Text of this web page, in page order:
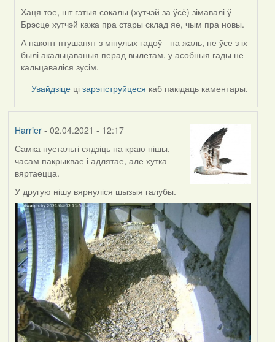
Хаця тое, шт гэтыя сокалы (хутчэй за ўсё) зімавалі ў
Брэсце хутчэй кажа пра стары склад яе, чым пра новы.
А наконт птушанят з мінулых гадоў - на жаль, не ўсе з іх
былі акальцаваныя перад вылетам, у асобныя гады не
кальцаваліся зусім.
Увайдзіце цізарэгіструйцеся каб пакідаць каментары.
Harrier- 02.04.2021 - 12:17
Самка пустальгі сядзіць на краю нішы,
часам пакрыквае і адлятае, але хутка
вяртаецца.
У другую нішу вярнуліся шызыя галубы.